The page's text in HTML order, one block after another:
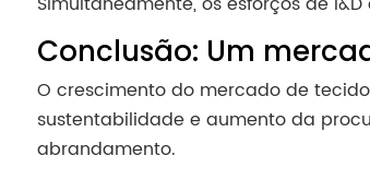
Conclusão: Um
O crescimento do mercado de
sustentabilidade e aumento da
abrandamento.